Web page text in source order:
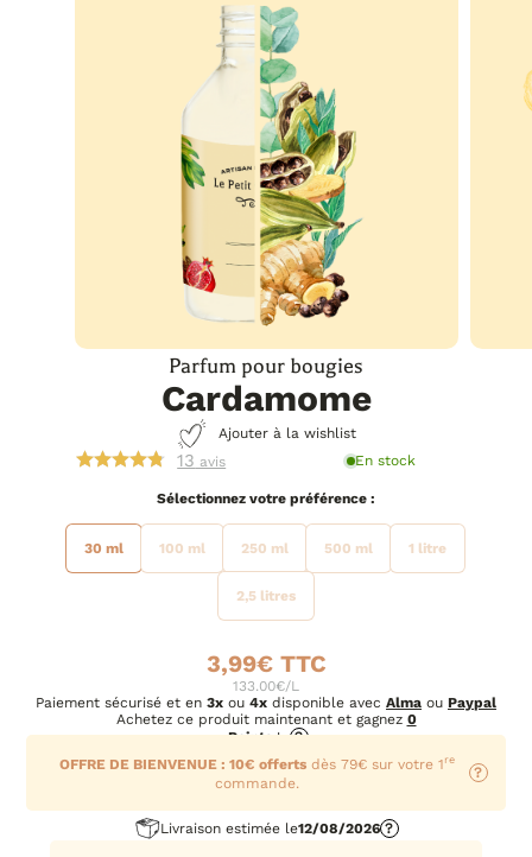
Parfum pour bougies
Cardamome
Ajouter à la wishlist
13 avis En stock
préférence
30 ml 100 ml 250 ml 500 ml 1 litre
2,5 litres
3,99€
133.00€/L
Paiement sécurisé et en 3x ou 4x disponible avec Alma ou Paypal
Achetez ce produit maintenant et gagnez 0
Points! ?
Livraison estimée le12/08/2026 ?
OFFRE DE BIENVENUE : 10€ offertsdès 79€ sur votre 1 re
commande.
?